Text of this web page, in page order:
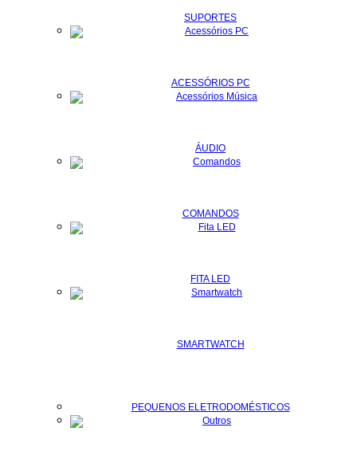
SUPORTES
ACESSÓRIOS PC
ÁUDIO
COMANDOS
FITA LED
SMARTWATCH
PEQUENOS ELETRODOMÉSTICOS